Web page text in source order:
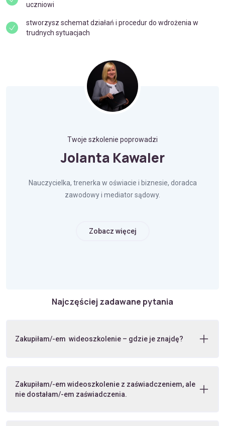
uczniowi
stworzysz schemat działań i procedur do wdrożenia w
trudnych sytuacjach
Twoje szkolenie poprowadzi
Jolanta Kawaler
Nauczycielka, trenerka w oświacie i biznesie, doradca
zawodowy i mediator sądowy.
Zobacz więcej
Najczęściej zadawane pytania
Zakupiłam/-em wideoszkolenie – gdzie je znajdę?
Zakupiłam/-em wideoszkolenie z zaświadczeniem, ale
nie dostałam/-em zaświadczenia.